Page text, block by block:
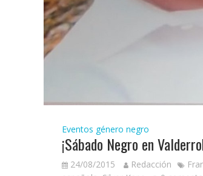
Eventos género negro
¡Sábado Negro en
24/08/2015 Redacción